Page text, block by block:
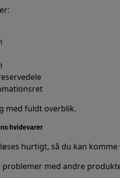
med fuldt overblik.
hvidevarer
hurtigt, så du kan
problemer med andre